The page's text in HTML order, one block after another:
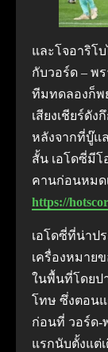
และโจอาริโ
กับวอร์ด – พ
ทีมทดลองก็พ
เสียงเชียร์ดัง
หลังจากที่บู๊แ
สั้น เอโดซี่มีโ
คานก่อนหมด
https://
เอโดซี่ที่น่าป
เครื่องหมาย
ในพื้นที่โดยป
โทษ ซึ่งตอนแ
ก่อนที่ วอร์ด-
แรกนับตั้งแต่